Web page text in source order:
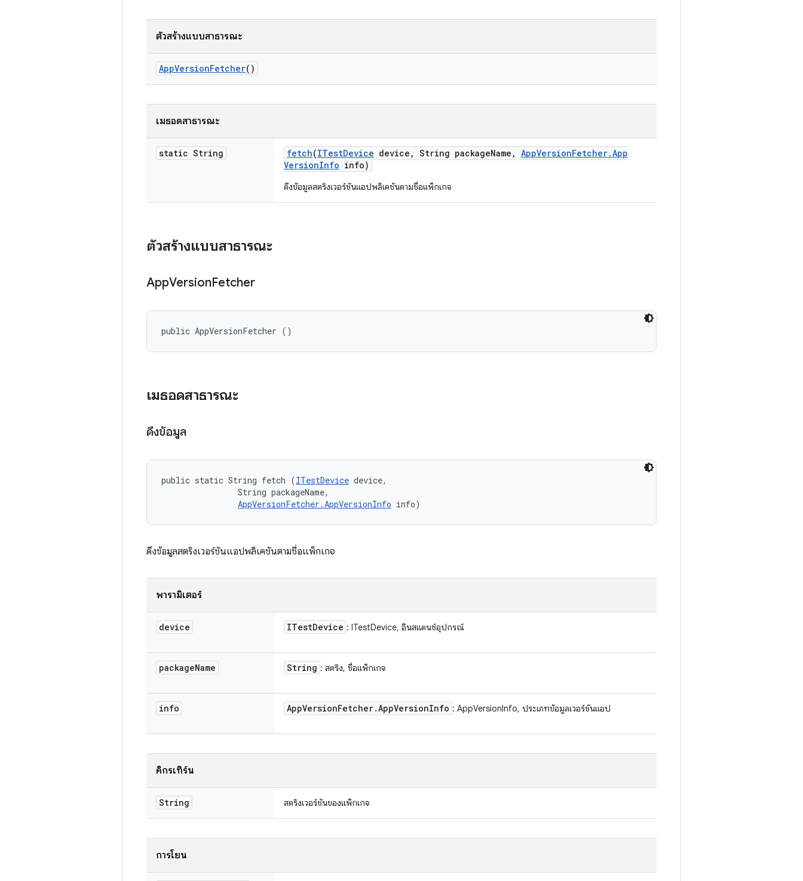
ตัวสร้างแบบสาธารณะ
AppVersionFetcher()
เมธอดสาธารณะ
static String fetch(ITestDevice device , String packageName , AppVersionFetcher.App
VersionInfo info)
ดึงข้อมูลสตริงเวอร์ชันแอปพลิเคชันตามชื่อแพ็กเกจ
ตัวสร้างแบบสาธารณะ
AppVersionFetcher
public AppVersionFetcher ()
เมธอดสาธารณะ
ดึงข้อมูล
public static String fetch (ITestDevice device,
                String packageName,
AppVersionFetcher.AppVersionInfo info)
ดึงข้อมูลสตริงเวอร์ชันแอปพลิเคชันตามชื่อแพ็กเกจ
พารามิเตอร์
device ITestDevice : ITestDevice, อินสแตนซ์อุปกรณ์
packageName String : สตริง, ชื่อแพ็กเกจ
info AppVersionFetcher.AppVersionInfo : AppVersionInfo, ประเภทข้อมูลเวอร์ชันแอป
คิกรีเทิร์น
String สตริงเวอร์ชันของแพ็กเกจ
การโยน